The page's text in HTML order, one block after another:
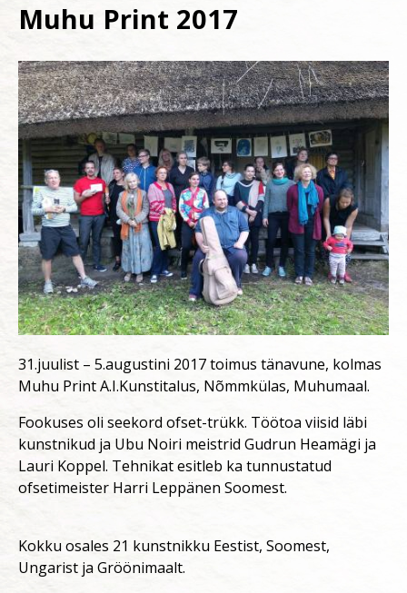
Muhu Print 2017
31.juulist – 5.augustini 2017 toimus tänavune, kolmas
Muhu Print A.I.Kunstitalus, Nõmmkülas, Muhumaal.
Fookuses oli seekord ofset-trükk. Töötoa viisid läbi
kunstnikud ja Ubu Noiri meistrid Gudrun Heamägi ja
Lauri Koppel. Tehnikat esitleb ka tunnustatud
ofsetimeister Harri Leppänen Soomest.
Kokku osales 21 kunstnikku Eestist, Soomest,
Ungarist ja Gröönimaalt.